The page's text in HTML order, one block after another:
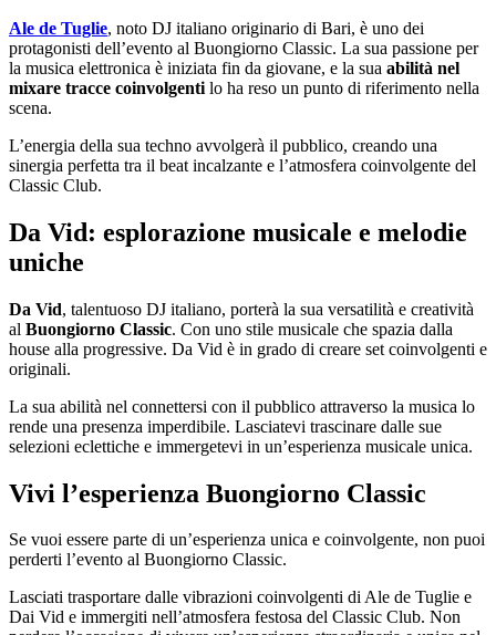
Ale de Tuglie, noto DJ italiano originario di Bari, è uno dei
protagonisti dell’evento al Buongiorno Classic. La sua passione per
la musica elettronica è iniziata fin da giovane, e la sua abilità nel
mixare tracce coinvolgenti lo ha reso un punto di riferimento nella
scena.
L’energia della sua techno avvolgerà il pubblico, creando una
sinergia perfetta tra il beat incalzante e l’atmosfera coinvolgente del
Classic Club.
Da Vid: esplorazione musicale e melodie
uniche
Da Vid, talentuoso DJ italiano, porterà la sua versatilità e creatività
al Buongiorno Classic. Con uno stile musicale che spazia dalla
house alla progressive. Da Vid è in grado di creare set coinvolgenti e
originali.
La sua abilità nel connettersi con il pubblico attraverso la musica lo
rende una presenza imperdibile. Lasciatevi trascinare dalle sue
selezioni eclettiche e immergetevi in un’esperienza musicale unica.
Vivi l’esperienza Buongiorno Classic
Se vuoi essere parte di un’esperienza unica e coinvolgente, non puoi
perderti l’evento al Buongiorno Classic.
Lasciati trasportare dalle vibrazioni coinvolgenti di Ale de Tuglie e
Dai Vid e immergiti nell’atmosfera festosa del Classic Club. Non